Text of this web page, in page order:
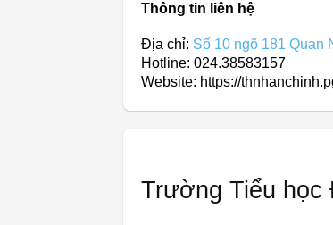
Thông tin liên hệ
Địa chỉ: Số 10 ngõ 181 Quan
Hotline: 024.38583157
Website: https://
Trường Tiểu học